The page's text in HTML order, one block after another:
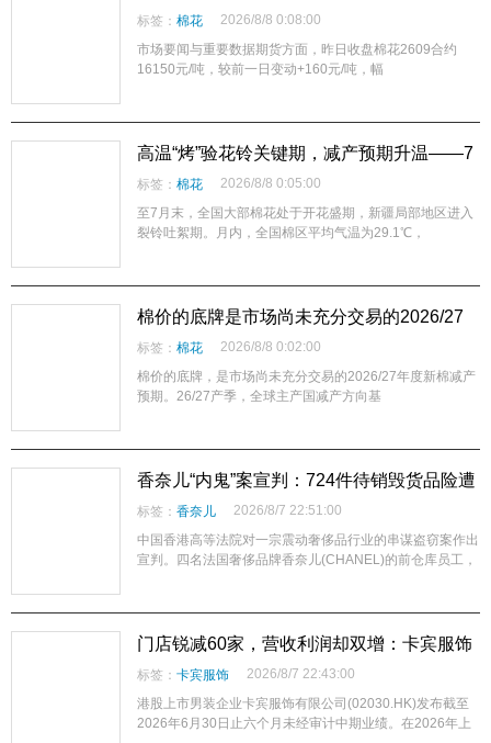
——棉花市场正处于“过渡窗口期”
标签： 棉花
2026/8/8 0:08:00
市场要闻与重要数据期货方面，昨日收盘棉花2609合约
16150元/吨，较前一日变动+160元/吨，幅
高温“烤”验花铃关键期，减产预期升温——7
月棉花气候评估与8月市场展望
标签： 棉花
2026/8/8 0:05:00
至7月末，全国大部棉花处于开花盛期，新疆局部地区进入
裂铃吐絮期。月内，全国棉区平均气温为29.1℃，
棉价的底牌是市场尚未充分交易的2026/27
年度新棉减产预期
标签： 棉花
2026/8/8 0:02:00
棉价的底牌，是市场尚未充分交易的2026/27年度新棉减产
预期。26/27产季，全球主产国减产方向基
香奈儿“内鬼”案宣判：724件待销毁货品险遭
偷运，奢侈品库存管理警钟为谁而鸣？
标签： 香奈儿
2026/8/7 22:51:00
中国香港高等法院对一宗震动奢侈品行业的串谋盗窃案作出
宣判。四名法国奢侈品牌香奈儿(CHANEL)的前仓库员工，
门店锐减60家，营收利润却双增：卡宾服饰
2026上半年“务实”答卷的AB面
标签： 卡宾服饰
2026/8/7 22:43:00
港股上市男装企业卡宾服饰有限公司(02030.HK)发布截至
2026年6月30日止六个月未经审计中期业绩。在2026年上